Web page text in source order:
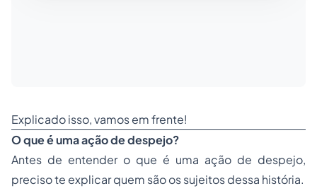
Explicado isso, vamos em frente!
O que é uma ação de despejo?
Antes de entender o que é uma ação de despejo,
preciso te explicar quem são os sujeitos dessa história.